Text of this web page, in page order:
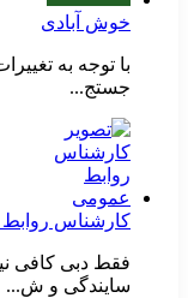
خوش آبادی
با توجه به
جستج...
کارشناس
فقط دبی کافی
سایندگی و ش...